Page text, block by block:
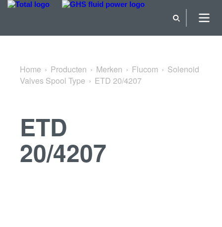
Terug naar Solenoid Valves Spool Type
Home Producten Merken Flucom
Solenoid
Valves Spool Type
ETD 20/4207
ETD
20/4207